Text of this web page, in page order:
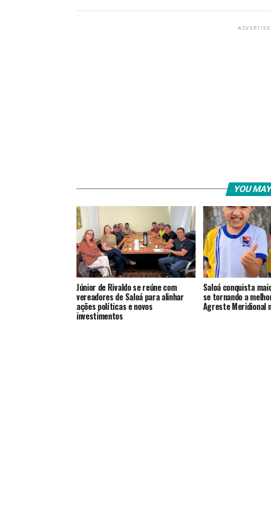
YOU
Júnior de Rivaldo se reúne com
vereadores de Saloá para alinhar
ações políticas e novos
investimentos
Saloá conquista
se tornando a
Agreste Meridional